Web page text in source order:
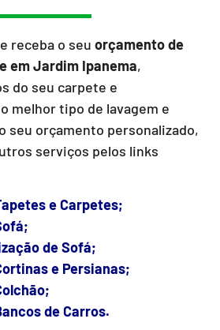
receba o seu orçamento de
em Jardim Ipanema,
do seu carpete e
melhor tipo de lavagem e
seu orçamento personalizado,
serviços pelos links
e Carpetes;
de Sofá;
e Persianas;
de Carros.